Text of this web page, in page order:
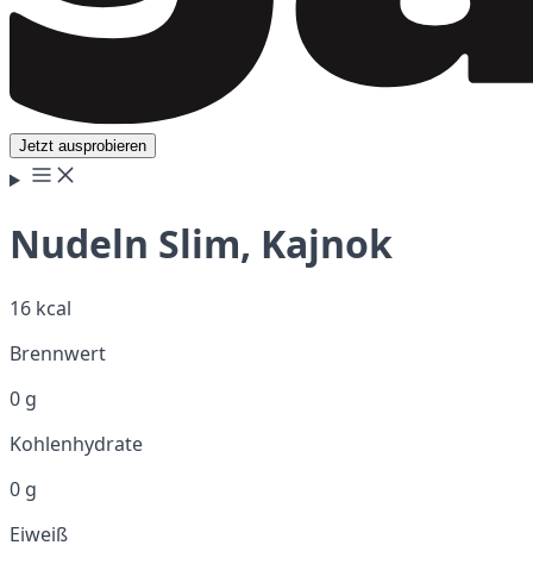
Jetzt ausprobieren
Nudeln Slim, Kajnok
16 kcal
Brennwert
0 g
Kohlenhydrate
0 g
Eiweiß